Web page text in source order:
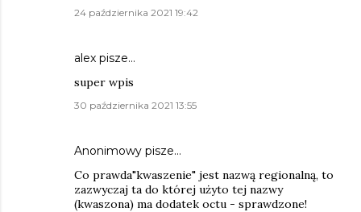
24 października 2021 19:42
alex pisze…
super wpis
30 października 2021 13:55
Anonimowy pisze…
Co prawda"kwaszenie" jest nazwą regionalną, to
zazwyczaj ta do której użyto tej nazwy
(kwaszona) ma dodatek octu - sprawdzone!